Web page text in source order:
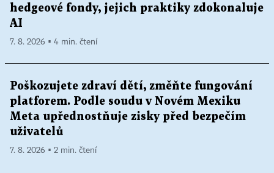
hedgeové fondy, jejich praktiky zdokonaluje
AI
7. 8. 2026 ▪ 4 min. čtení
Poškozujete zdraví dětí, změňte fungování
platforem. Podle soudu v Novém Mexiku
Meta upřednostňuje zisky před bezpečím
uživatelů
7. 8. 2026 ▪ 2 min. čtení